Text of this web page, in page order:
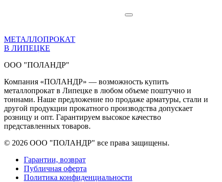
МЕТАЛЛОПРОКАТ
В ЛИПЕЦКЕ
ООО "ПОЛАНДР"
Компания «ПОЛАНДР» — возможность купить
металлопрокат в Липецке в любом объеме поштучно и
тоннами. Наше предложение по продаже арматуры, стали и
другой продукции прокатного производства допускает
розницу и опт. Гарантируем высокое качество
представленных товаров.
© 2026 ООО "ПОЛАНДР" все права защищены.
Гарантии, возврат
Публичная оферта
Политика конфиденциальности